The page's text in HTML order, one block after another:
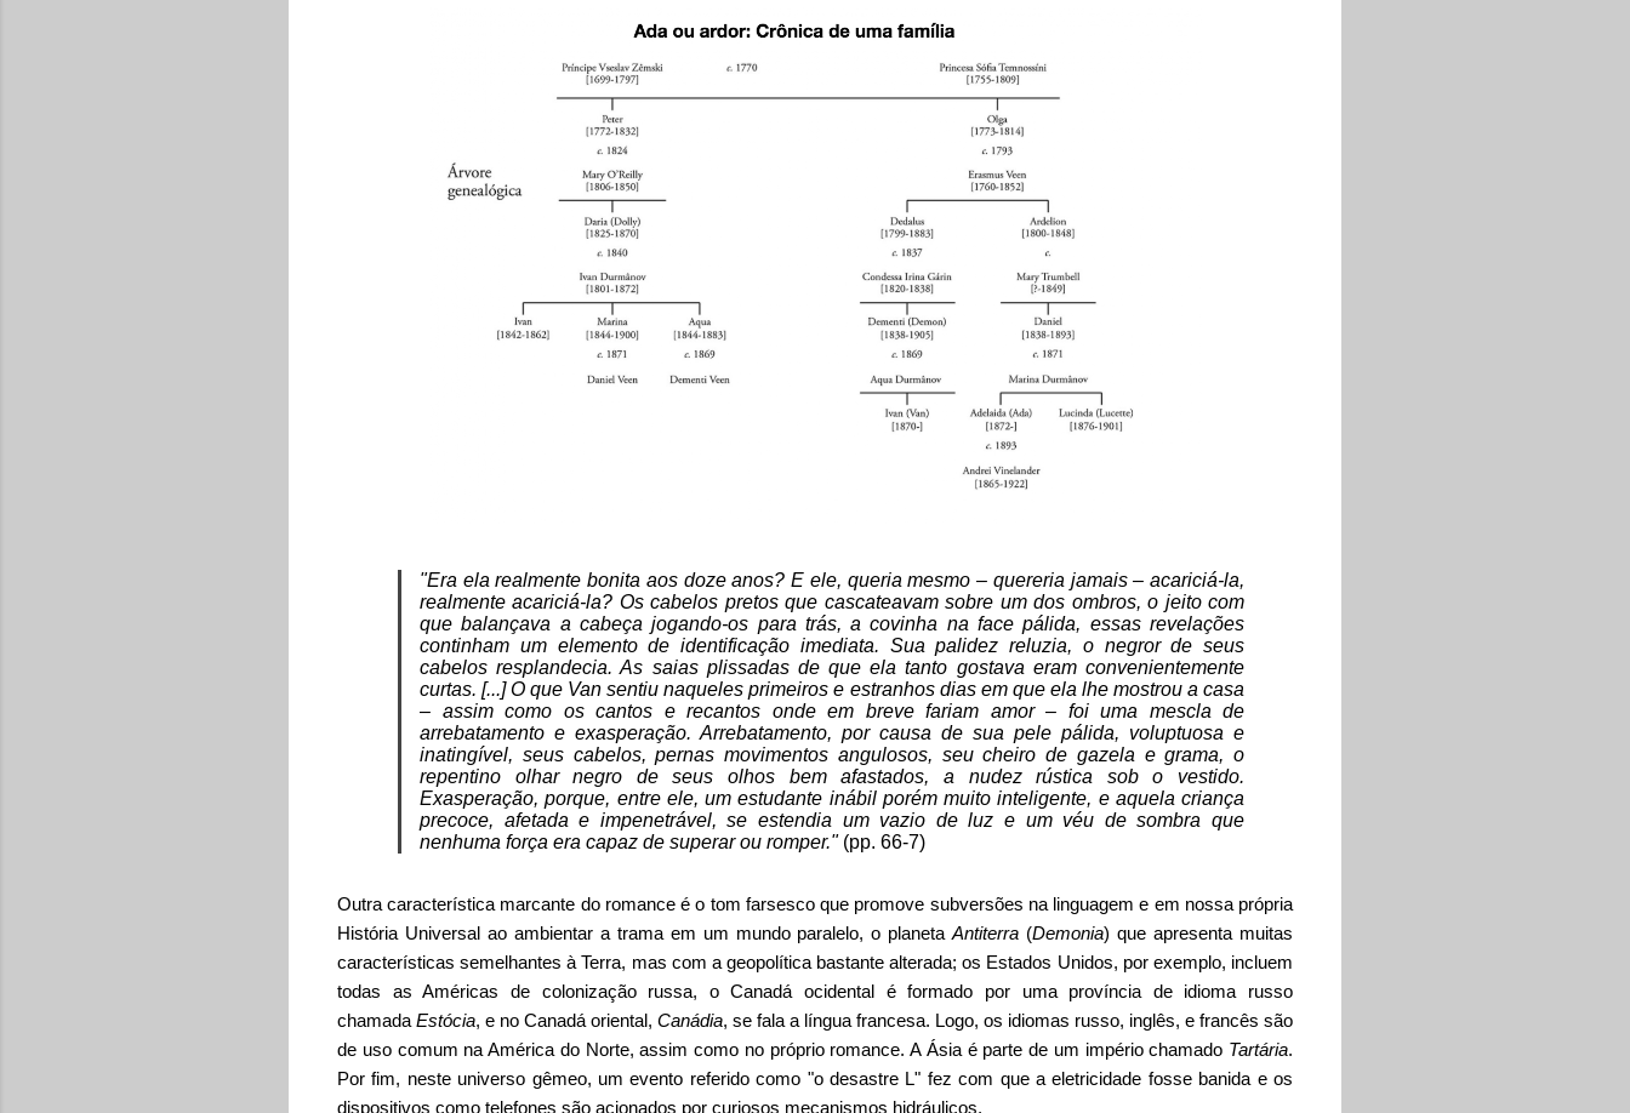
"Era ela realmente bonita aos doze anos? E ele, queria mesmo – quereria jamais – acariciá-la,
realmente acariciá-la? Os cabelos pretos que cascateavam sobre um dos ombros, o jeito com
que balançava a cabeça jogando-os para trás, a covinha na face pálida, essas revelações
continham um elemento de identificação imediata. Sua palidez reluzia, o negror de seus
cabelos resplandecia. As saias plissadas de que ela tanto gostava eram convenientemente
curtas. [...] O que Van sentiu naqueles primeiros e estranhos dias em que ela lhe mostrou a casa
– assim como os cantos e recantos onde em breve fariam amor – foi uma mescla de
arrebatamento e exasperação. Arrebatamento, por causa de sua pele pálida, voluptuosa e
inatingível, seus cabelos, pernas movimentos angulosos, seu cheiro de gazela e grama, o
repentino olhar negro de seus olhos bem afastados, a nudez rústica sob o vestido.
Exasperação, porque, entre ele, um estudante inábil porém muito inteligente, e aquela criança
precoce, afetada e impenetrável, se estendia um vazio de luz e um véu de sombra que
nenhuma força era capaz de superar ou romper."(pp. 66-7)
Outra característica marcante do romance é o tom farsesco que promove subversões na linguagem e em nossa própria
História Universal ao ambientar a trama em um mundo paralelo, o planetaAntiterra (Demonia) que apresenta muitas
características semelhantes à Terra, mas com a geopolítica bastante alterada; os Estados Unidos, por exemplo, incluem
todas as Américas de colonização russa, o Canadá ocidental é formado por uma província de idioma russo
chamada Estócia, e no Canadá oriental, Canádia, se fala a língua francesa. Logo, os idiomas russo, inglês, e francês são
de uso comum na América do Norte, assim como no próprio romance. A Ásia é parte de um império chamado Tartária.
Por fim, neste universo gêmeo, um evento referido como "o desastre L" fez com que a eletricidade fosse banida e os
dispositivos como telefones são acionados por curiosos mecanismos hidráulicos.